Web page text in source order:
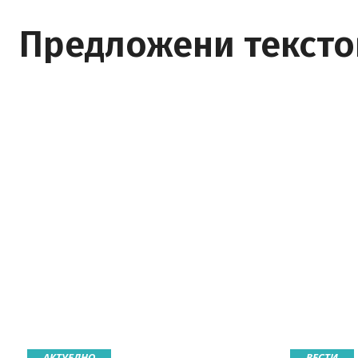
Предложени